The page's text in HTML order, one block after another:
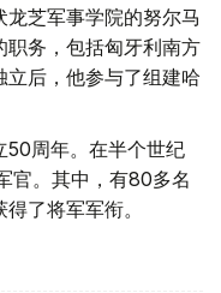
芝军事学院的努尔马
职务，包括匈牙利南方
后，他参与了组建哈
50周年。在半个世纪
官。其中，有80多名
了将军军衔。